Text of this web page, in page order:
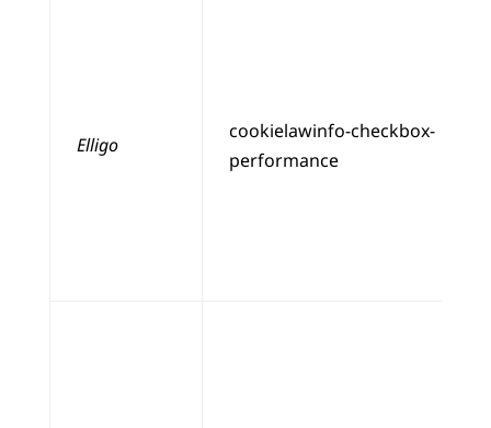
Elligo
cookielawinfo-checkbox-
performance